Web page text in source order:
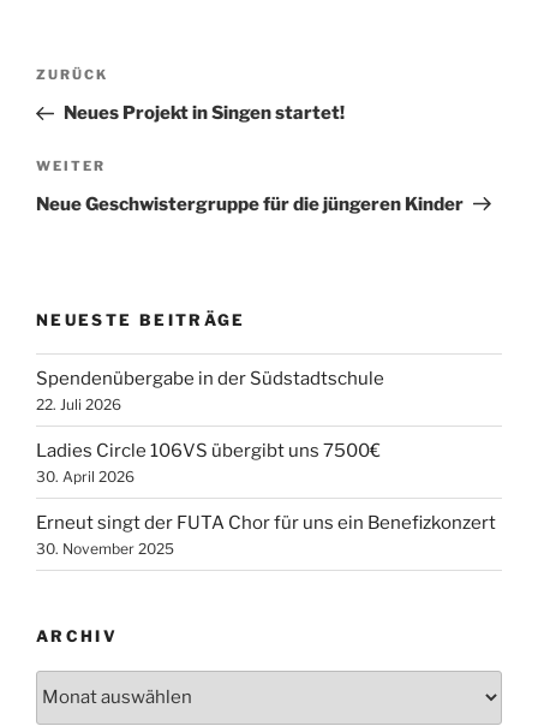
Beitragsnavigation
Vorheriger
Beitrag
ZURÜCK
Neues Projekt in Singen startet!
Nächster
Beitrag
WEITER
Neue Geschwistergruppe für die jüngeren Kinder
NEUESTE BEITRÄGE
Spendenübergabe in der Südstadtschule
22. Juli 2026
Ladies Circle 106VS übergibt uns 7500€
30. April 2026
Erneut singt der FUTA Chor für uns ein Benefizkonzert
30. November 2025
ARCHIV